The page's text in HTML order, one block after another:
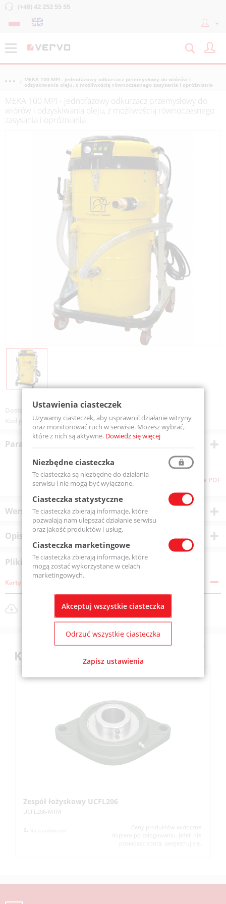
(+48) 42 252 55 55
MEKA 100 MPI - jednofazowy odkurzacz przemysłowy do wiórów i
odzyskiwania oleju, z możliwością równoczesnego zasysania i opróżniania
MEKA 100 MPI - jednofazowy odkurzacz przemysłowy do
wiórów i odzyskiwania oleju, z możliwością równoczesnego
zasysania i opróżniania
Dostępność:Na zamówienie
Kod produktu:MEKA100MP-001
Parametry techniczne
Pliki do pobrania Pobierz stronę w PDF
Wersje produktu
Opis produktu
Pliki do pobrania
Karty katalogowe
MEKA 100 MPI.pdf
Rozmiar pliku: 555 KB
Klienci kupili również
Zespół łożyskowy UCFL206
UCFL206-MTM
Ceny produktów widoczne
dopiero po zalogowaniu. Jeżeli nie
posiadasz konta, zarejestruj się.
Ustawienia ciasteczek
Używamy ciasteczek, aby usprawnić działanie witryny
oraz monitorować ruch w serwisie. Możesz wybrać,
które z nich są aktywne. Dowiedz się więcej
Niezbędne ciasteczka
Te ciasteczka są niezbędne do działania
serwisu i nie mogą być wyłączone.
Ciasteczka statystyczne
Te ciasteczka zbierają informacje, które
pozwalają nam ulepszać działanie serwisu
oraz jakość produktów i usług.
Ciasteczka marketingowe
Te ciasteczka zbierają informacje, które
mogą zostać wykorzystane w celach
marketingowych.
Akceptuj wszystkie ciasteczka
Odrzuć wszystkie ciasteczka
Zapisz ustawienia